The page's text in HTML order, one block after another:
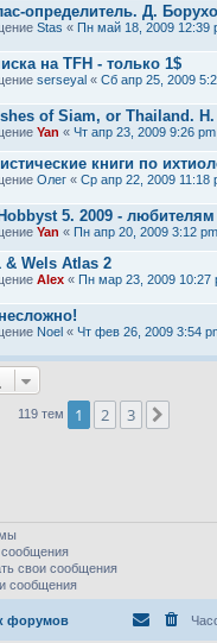
определитель. Д.
Stas « Пн май 18, 2009 12:39
на TFH - только 1$
serseyal « Сб апр 25, 2009
of Siam, or Thailand.
Yan « Чт апр 23, 2009 9:26 pm
книги по
Олег « Ср апр 22, 2009 11:18
5. 2009 -
Yan « Пн апр 20, 2009 3:12 pm
& Wels Atlas 2
Alex « Пн мар 23, 2009 10:27
Noel « Чт фев 26, 2009 3:54
119 тем 1 2 3
сообщения
свои сообщения
сообщения
форумов